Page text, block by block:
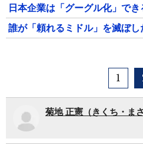
日本企業は「グーグル化」でき
誰が「頼れるミドル」を滅ぼし
1
菊地 正憲（きくち・まさ